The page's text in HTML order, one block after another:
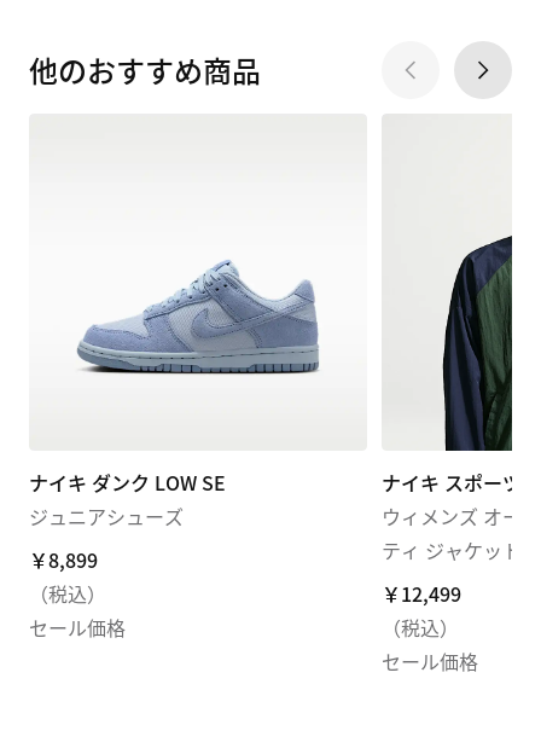
他のおすすめ商品
ナイキ ダンク LOW SE
ジュニアシューズ
￥8,899
￥8,899
（税込）
セール価格
ナイキ スポーツ
ウィメンズ オー
ティ ジャケット
￥12,499
￥12,499
（税込）
セール価格